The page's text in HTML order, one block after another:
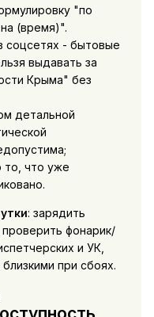
"по
(время)".
соцсетях - бытовые
выдавать за
Крыма" без
детальной
то, что уже
: зарядить
фонарик/
и УК,
при сбоях.